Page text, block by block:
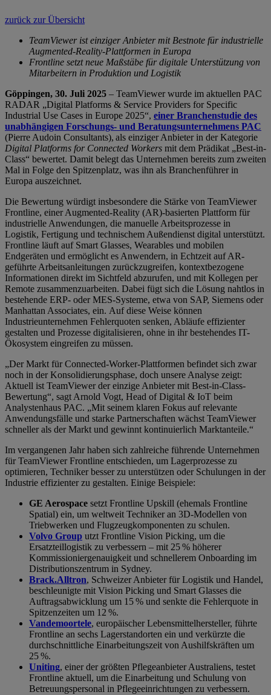
zurück zur Übersicht
TeamViewer ist einziger Anbieter mit Bestnote für industrielle
Augmented-Reality-Plattformen in Europa
Frontline setzt neue Maßstäbe für digitale Unterstützung von
Mitarbeitern in Produktion und Logistik
Göppingen, 30. Juli 2025 – TeamViewer wurde im aktuellen PAC
RADAR „Digital Platforms & Service Providers for Specific
Industrial Use Cases in Europe 2025“, einer Branchenstudie des
unabhängigen Forschungs- und Beratungsunternehmens PAC
(Pierre Audoin Consultants), als einziger Anbieter in der Kategorie
Digital Platforms for Connected Workers mit dem Prädikat „Best-in-
Class“ bewertet. Damit belegt das Unternehmen bereits zum zweiten
Mal in Folge den Spitzenplatz, was ihn als Branchenführer in
Europa auszeichnet.
Die Bewertung würdigt insbesondere die Stärke von TeamViewer
Frontline, einer Augmented-Reality (AR)-basierten Plattform für
industrielle Anwendungen, die manuelle Arbeitsprozesse in
Logistik, Fertigung und technischem Außendienst digital unterstützt.
Frontline läuft auf Smart Glasses, Wearables und mobilen
Endgeräten und ermöglicht es Anwendern, in Echtzeit auf AR-
geführte Arbeitsanleitungen zurückzugreifen, kontextbezogene
Informationen direkt im Sichtfeld abzurufen, und mit Kollegen per
Remote zusammenzuarbeiten. Dabei fügt sich die Lösung nahtlos in
bestehende ERP- oder MES-Systeme, etwa von SAP, Siemens oder
Manhattan Associates, ein. Auf diese Weise können
Industrieunternehmen Fehlerquoten senken, Abläufe effizienter
gestalten und Prozesse digitalisieren, ohne in ihr bestehendes IT-
Ökosystem eingreifen zu müssen.
„Der Markt für Connected-Worker-Plattformen befindet sich zwar
noch in der Konsolidierungsphase, doch unsere Analyse zeigt:
Aktuell ist TeamViewer der einzige Anbieter mit Best-in-Class-
Bewertung“, sagt Arnold Vogt, Head of Digital & IoT beim
Analystenhaus PAC. „Mit seinem klaren Fokus auf relevante
Anwendungsfälle und starke Partnerschaften wächst TeamViewer
schneller als der Markt und gewinnt kontinuierlich Marktanteile.“
Im vergangenen Jahr haben sich zahlreiche führende Unternehmen
für TeamViewer Frontline entschieden, um Lagerprozesse zu
optimieren, Techniker besser zu unterstützen oder Schulungen in der
Industrie effizienter zu gestalten. Einige Beispiele:
GE Aerospace setzt Frontline Upskill (ehemals Frontline
Spatial) ein, um weltweit Techniker an 3D-Modellen von
Triebwerken und Flugzeugkomponenten zu schulen.
Volvo Group utzt Frontline Vision Picking, um die
Ersatzteillogistik zu verbessern – mit 25 % höherer
Kommissioniergenauigkeit und schnellerem Onboarding im
Distributionszentrum in Sydney.
Brack.Alltron, Schweizer Anbieter für Logistik und Handel,
beschleunigte mit Vision Picking und Smart Glasses die
Auftragsabwicklung um 15 % und senkte die Fehlerquote in
Spitzenzeiten um 12 %.
Vandemoortele, europäischer Lebensmittelhersteller, führte
Frontline an sechs Lagerstandorten ein und verkürzte die
durchschnittliche Einarbeitungszeit von Aushilfskräften um
25 %.
Uniting, einer der größten Pflegeanbieter Australiens, testet
Frontline aktuell, um die Einarbeitung und Schulung von
Betreuungspersonal in Pflegeeinrichtungen zu verbessern.